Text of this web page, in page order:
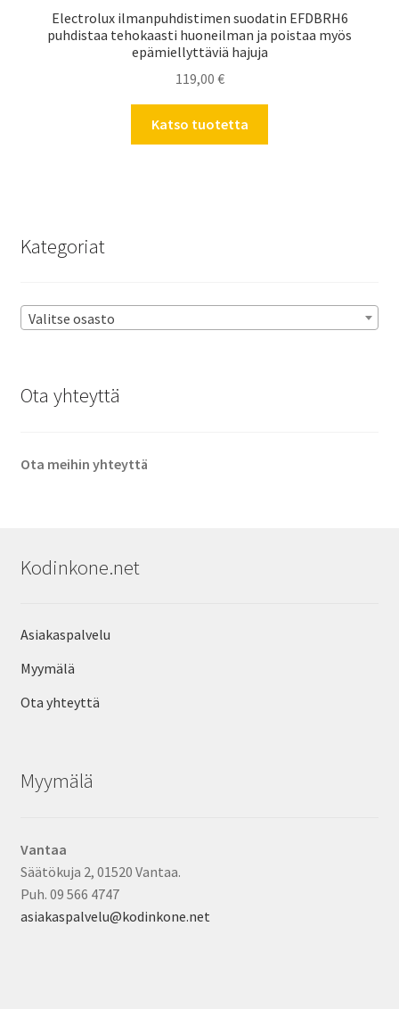
Electrolux ilmanpuhdistimen suodatin EFDBRH6
puhdistaa tehokaasti huoneilman ja poistaa myös
epämiellyttäviä hajuja
119,00 €
Katso tuotetta
Kategoriat
Valitse osasto
Ota yhteyttä
Ota meihin yhteyttä
Kodinkone.net
Asiakaspalvelu
Myymälä
Ota yhteyttä
Myymälä
Vantaa
Säätökuja 2, 01520 Vantaa.
Puh. 09 566 4747
asiakaspalvelu@kodinkone.net